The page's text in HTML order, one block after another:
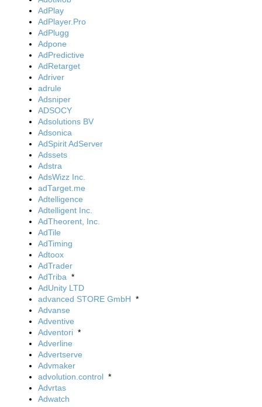
AdPlay
AdPlayer.Pro
AdPlugg
Adpone
AdPredictive
AdRetarget
Adriver
adrule
Adsniper
ADSOCY
Adsolutions BV
Adsonica
AdSpirit AdServer
Adssets
Adstra
AdsWizz Inc.
adTarget.me
Adtelligence
Adtelligent Inc.
AdTheorent, Inc.
AdTile
AdTiming
Adtoox
AdTrader
AdTriba *
AdUnity LTD
advanced STORE GmbH *
Advanse
Adventive
Adventori *
Adverline
Advertserve
Advmaker
advolution.control *
Advrtas
Adwatch